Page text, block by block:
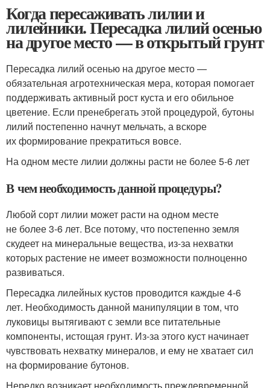
Когда пересаживать лилии и
лилейники. Пересадка лилий осенью
на другое место — в открытый грунт
Пересадка лилий осенью на другое место —
обязательная агротехническая мера, которая помогает
поддерживать активный рост куста и его обильное
цветение. Если пренебрегать этой процедурой, бутоны
лилий постепенно начнут мельчать, а вскоре
их формирование прекратиться вовсе.
На одном месте лилии должны расти не более 5-6 лет
В чем необходимость данной процедуры?
Любой сорт лилии может расти на одном месте
не более 3-6 лет. Все потому, что постепенно земля
скудеет на минеральные вещества, из-за нехватки
которых растение не имеет возможности полноценно
развиваться.
Пересадка лилейных кустов проводится каждые 4-6
лет. Необходимость данной манипуляции в том, что
луковицы вытягивают с земли все питательные
компоненты, истощая грунт. Из-за этого куст начинает
чувствовать нехватку минералов, и ему не хватает сил
на формирование бутонов.